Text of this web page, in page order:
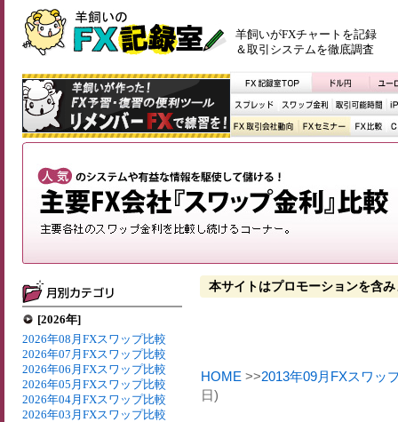
羊飼いがFXチャートを記録
＆取引システムを徹底調査
[2026年]
2026年08月FXスワップ比較
2026年07月FXスワップ比較
2026年06月FXスワップ比較
2026年05月FXスワップ比較
2026年04月FXスワップ比較
2026年03月FXスワップ比較
本サイトはプロモーションを含み
HOME >>2013年09月FXスワッ
日)